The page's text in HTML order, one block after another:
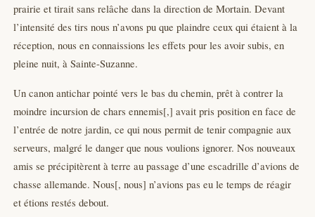
prairie et tirait sans relâche dans la direction de Mortain. Devant
l’intensité des tirs nous n’avons pu que plaindre ceux qui étaient à la
réception, nous en connaissions les effets pour les avoir subis, en
pleine nuit, à Sainte-Suzanne.
Un canon antichar pointé vers le bas du chemin, prêt à contrer la
moindre incursion de chars ennemis[,] avait pris position en face de
l’entrée de notre jardin, ce qui nous permit de tenir compagnie aux
serveurs, malgré le danger que nous voulions ignorer. Nos nouveaux
amis se précipitèrent à terre au passage d’une escadrille d’avions de
chasse allemande. Nous[, nous] n’avions pas eu le temps de réagir
et étions restés debout.